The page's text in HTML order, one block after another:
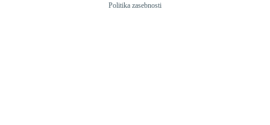
Politika zasebnosti